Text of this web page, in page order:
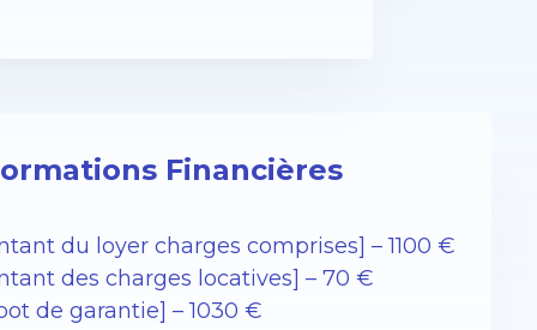
Financières
du loyer charges comprises] – 1100 €
des charges locatives] – 70 €
de garantie] – 1030 €